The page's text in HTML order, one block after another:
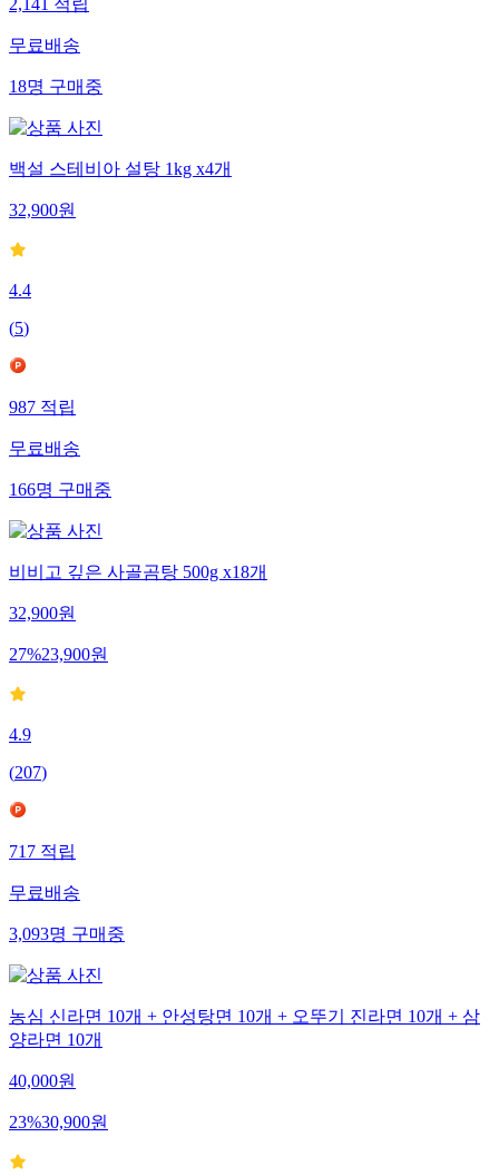
2,141적립
무료배송
18명구매중
백설 스테비아 설탕 1kg x4개
32,900원
4.4
(5)
987적립
무료배송
166명구매중
비비고 깊은 사골곰탕 500g x18개
32,900원
27%23,900원
4.9
(207)
717적립
무료배송
3,093명구매중
농심 신라면 10개 + 안성탕면 10개 + 오뚜기 진라면 10개 + 삼
양라면 10개
40,000원
23%30,900원